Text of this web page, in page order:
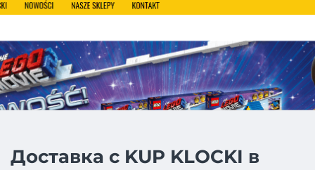
Доставка с KUP KLOCKI в